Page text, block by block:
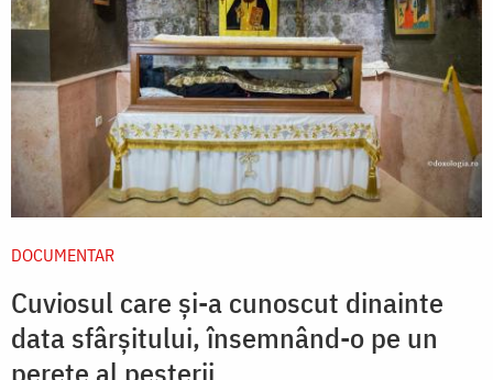
DOCUMENTAR
Cuviosul care și-a cunoscut dinainte
data sfârșitului, însemnând-o pe un
perete al peșterii